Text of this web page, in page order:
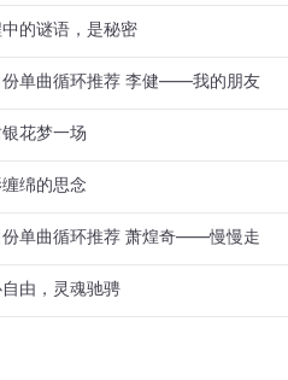
的谜语，是秘密
份单曲循环推荐 李健——我的朋友
花梦一场
缠绵的思念
份单曲循环推荐 萧煌奇——慢慢走
由，灵魂驰骋